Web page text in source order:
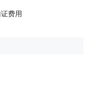
费用